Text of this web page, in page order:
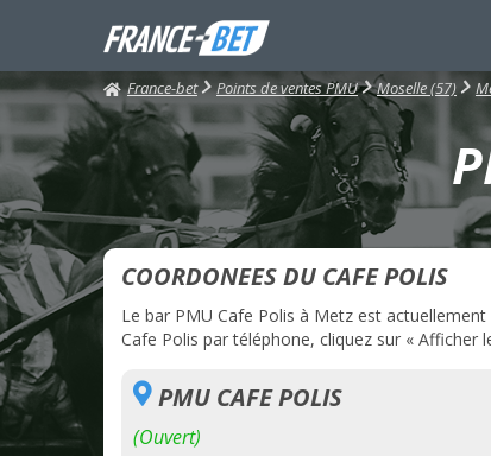
France-bet Points de ventes PMU Moselle (57)
COORDONEES DU CAFE POLIS
Le bar PMU Cafe Polis à Metz est
Cafe Polis par téléphone, cliquez sur « Afficher
PMU CAFE POLIS
(Ouvert)